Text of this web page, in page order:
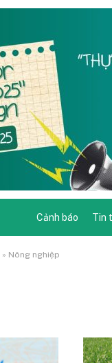
Cảnh báo Tin
» Nông nghiệp